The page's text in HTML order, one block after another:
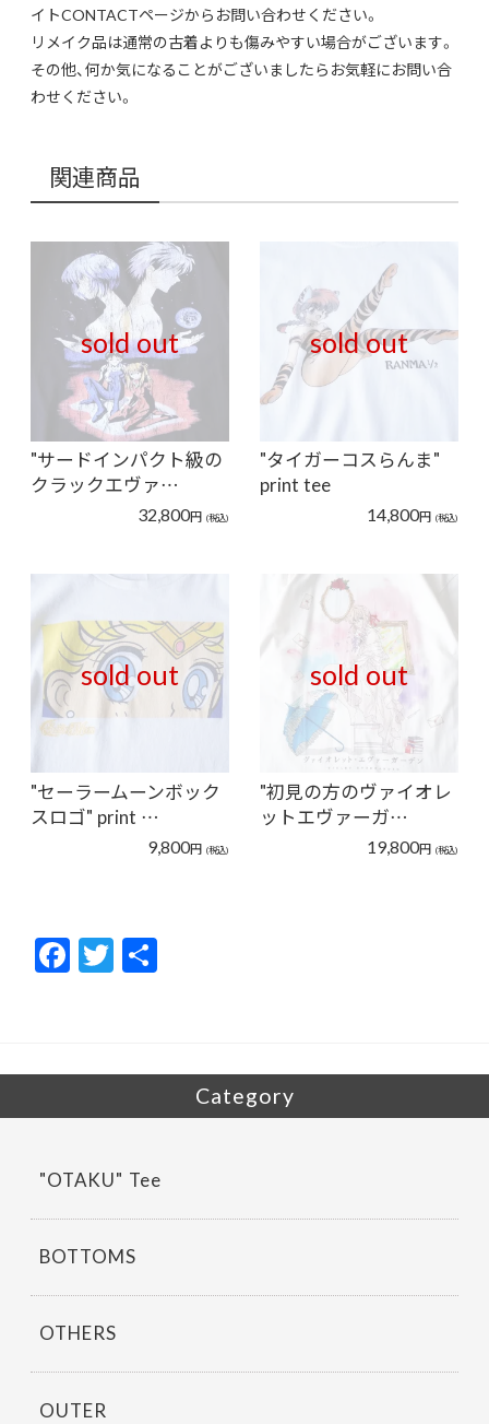
イトCONTACTページからお問い合わせください。
リメイク品は通常の古着よりも傷みやすい場合がございます。
その他、何か気になることがございましたらお気軽にお問い合
わせください。
関連商品
sold out
"サードインパクト級の
クラックエヴァ…
32,800円 (税込)
sold out
"タイガーコスらんま"
print tee
14,800円 (税込)
sold out
"セーラームーンボック
スロゴ" print …
9,800円 (税込)
sold out
"初見の方のヴァイオレ
ットエヴァーガ…
19,800円 (税込)
F
ac
o
k
T
w
Category
"OTAKU" Tee
BOTTOMS
OTHERS
OUTER